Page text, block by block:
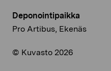
Deponointipaikka
Pro Artibus, Ekenäs
© Kuvasto 2026